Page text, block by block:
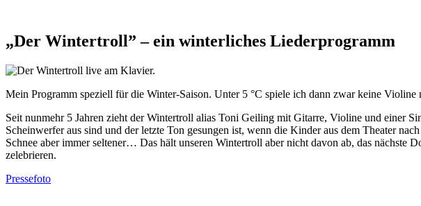
„Der Wintertroll” – ein winterliches Liederprogramm
Mein Programm speziell für die Winter-Saison. Unter 5 °C spiele ich dann zwar keine
Seit nunmehr 5 Jahren zieht der Wintertroll alias Toni Geiling mit Gitarre, Violine und einer
Scheinwerfer aus sind und der letzte Ton gesungen ist, wenn die Kinder aus dem Theater
Schnee aber immer seltener… Das hält unseren Wintertroll aber nicht davon ab, das nächste
zelebrieren.
Pressefoto